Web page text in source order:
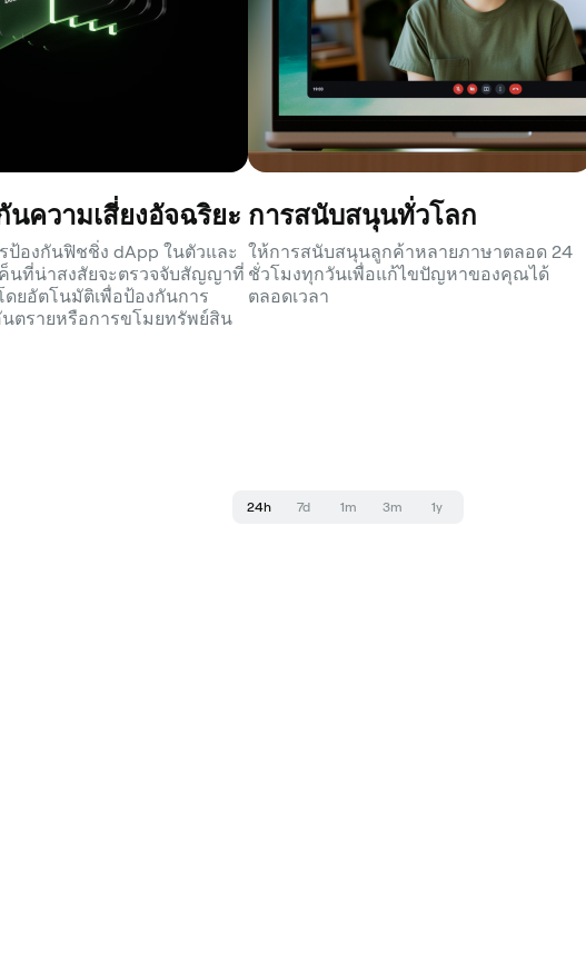
นความเสี่ยงอัจฉริยะ
องกันฟิชชิ่ง dApp ในตัวและ
นที่น่าสงสัยจะตรวจจับสัญญาที่
ดยอัตโนมัติเพื่อป้องกันการ
ตรายหรือการขโมยทรัพย์สิน
การสนับสนุนทั่วโลก
ให้การสนับสนุนลูกค้าหลายภาษาตลอด 24
ชั่วโมงทุกวันเพื่อแก้ไขปัญหาของคุณได้
ตลอดเวลา
24h 7d 1m 3m 1y